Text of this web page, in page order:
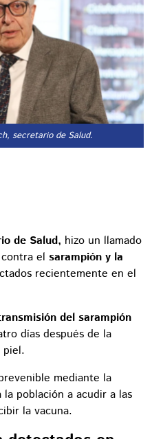
secretario de Salud.
de Salud, hizo un llamado
el sarampión y la
recientemente en el
del sarampión
días después de la
piel.
mediante la
población a acudir a las
la vacuna.